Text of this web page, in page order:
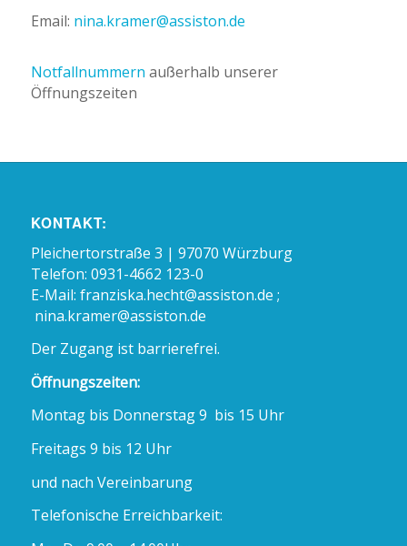
Email: nina.kramer@assiston.de
Notfallnummern außerhalb unserer
Öffnungszeiten
KONTAKT:
Pleichertorstraße 3 | 97070 Würzburg
Telefon: 0931-4662 123-0
E-Mail: franziska.hecht@assiston.de ;
nina.kramer@assiston.de
Der Zugang ist barrierefrei.
Öffnungszeiten:
Montag bis Donnerstag 9 bis 15 Uhr
Freitags 9 bis 12 Uhr
und nach Vereinbarung
Telefonische Erreichbarkeit: